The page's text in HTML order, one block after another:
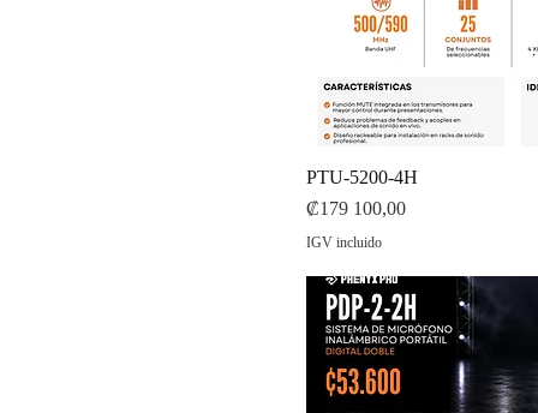
PTU-5200-4H
Precio
₡179 100,00
IGV incluido